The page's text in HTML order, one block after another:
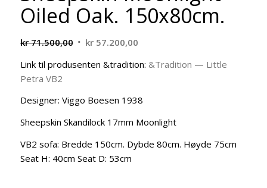
Oiled Oak. 150x80cm.
kr71.500,00 Opprinnelig
var:
kr57.200,00Nåværende
er:
Link til produsenten &tradition: &Tradition — Little
Petra VB2
Designer: Viggo Boesen 1938
Sheepskin Skandilock 17mm Moonlight
VB2 sofa: Bredde 150cm. Dybde 80cm. Høyde 75cm
Seat H: 40cm Seat D: 53cm